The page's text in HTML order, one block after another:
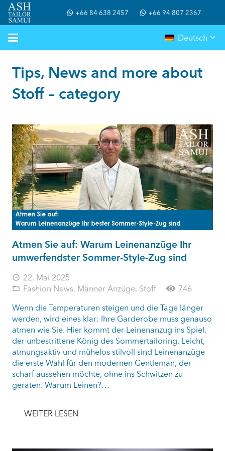
+66 84 638 2457 +66 94 807 2367
Deutsch
Tips, News and more about
Stoff – category
Atmen Sie auf: Warum Leinenanzüge Ihr
umwerfendster Sommer-Style-Zug sind
access_time 22. Mai 2025
folder_open Fashion News, Männer Anzüge, Stoff
746
Wenn die Temperaturen steigen und die Tage länger
werden, wird eines klar: Ihre Garderobe muss genauso
atmen wie Sie. Hier kommt der Leinenanzug ins Spiel,
der unbestrittene König des Sommertailoring. Leicht,
atmungsaktiv und mühelos stilvoll sind Leinenanzüge
die erste Wahl für den modernen Gentleman, der
scharf aussehen möchte, ohne ins Schwitzen zu
geraten. Warum Leinen?…
WEITER LESEN